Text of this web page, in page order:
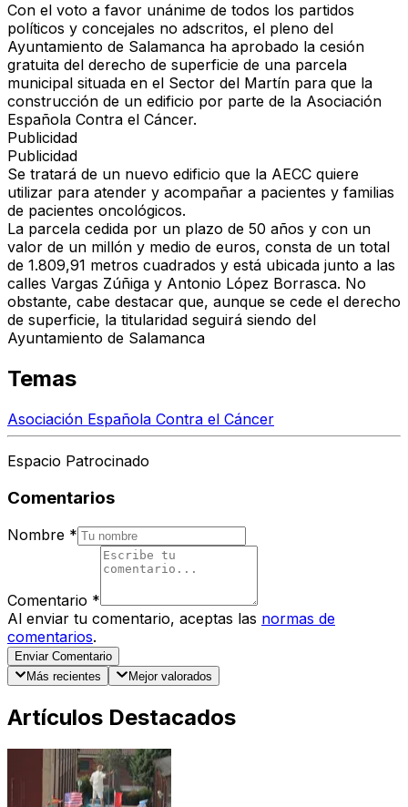
Con el voto a favor unánime de todos los partidos
políticos y concejales no adscritos, el pleno del
Ayuntamiento de Salamanca ha aprobado la cesión
gratuita del derecho de superficie de una parcela
municipal situada en el Sector del Martín para que la
construcción de un edificio por parte de la Asociación
Española Contra el Cáncer.
Publicidad
Publicidad
Se tratará de un nuevo edificio que la AECC quiere
utilizar para atender y acompañar a pacientes y familias
de pacientes oncológicos.
La parcela cedida por un plazo de 50 años y con un
valor de un millón y medio de euros, consta de un total
de 1.809,91 metros cuadrados y está ubicada junto a las
calles Vargas Zúñiga y Antonio López Borrasca. No
obstante, cabe destacar que, aunque se cede el derecho
de superficie, la titularidad seguirá siendo del
Ayuntamiento de Salamanca
Temas
Asociación Española Contra el Cáncer
Espacio Patrocinado
Comentarios
Nombre *
Comentario *
Al enviar tu comentario, aceptas las normas de
comentarios.
Enviar Comentario
Más recientes
Mejor valorados
Artículos Destacados